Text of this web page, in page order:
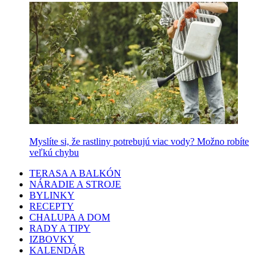
Myslíte si, že rastliny potrebujú viac vody? Možno robíte
veľkú chybu
TERASA A BALKÓN
NÁRADIE A STROJE
BYLINKY
RECEPTY
CHALUPA A DOM
RADY A TIPY
IZBOVKY
KALENDÁR